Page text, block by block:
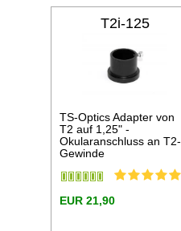
T2i-125
TS-Optics Adapter von
T2 auf 1,25" -
Okularanschluss an T2-
Gewinde
EUR 21,90